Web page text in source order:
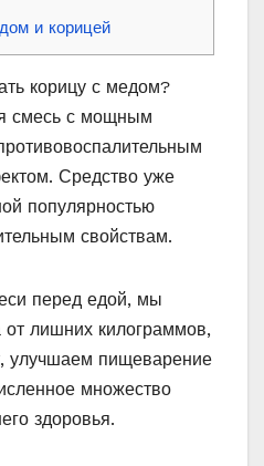
и корицей
корицу с медом?
смесь с мощным
Средство уже
популярностью
свойствам.
перед едой, мы
от лишних килограммов,
улучшаем пищеварение
множество
здоровья.